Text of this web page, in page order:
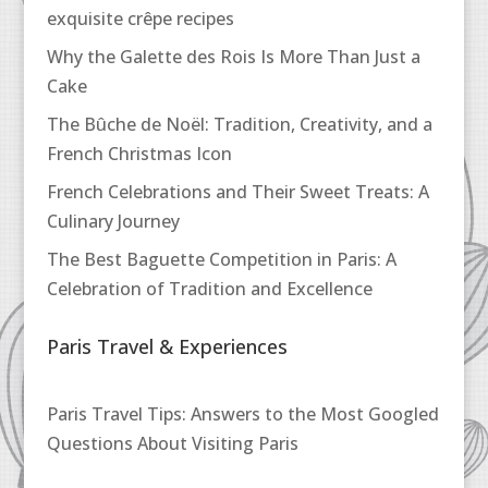
exquisite crêpe recipes
Why the Galette des Rois Is More Than Just a
Cake
The Bûche de Noël: Tradition, Creativity, and a
French Christmas Icon
French Celebrations and Their Sweet Treats: A
Culinary Journey
The Best Baguette Competition in Paris: A
Celebration of Tradition and Excellence
Paris Travel & Experiences
Paris Travel Tips: Answers to the Most Googled
Questions About Visiting Paris